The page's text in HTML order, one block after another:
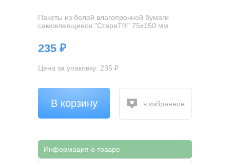
Пакеты из белой влагопрочной бумаги
самоклеящиеся "СтериТ®" 75х150 мм
235 ₽
Цена за упаковку: 235 ₽
В корзину в избранное
Информация о товаре